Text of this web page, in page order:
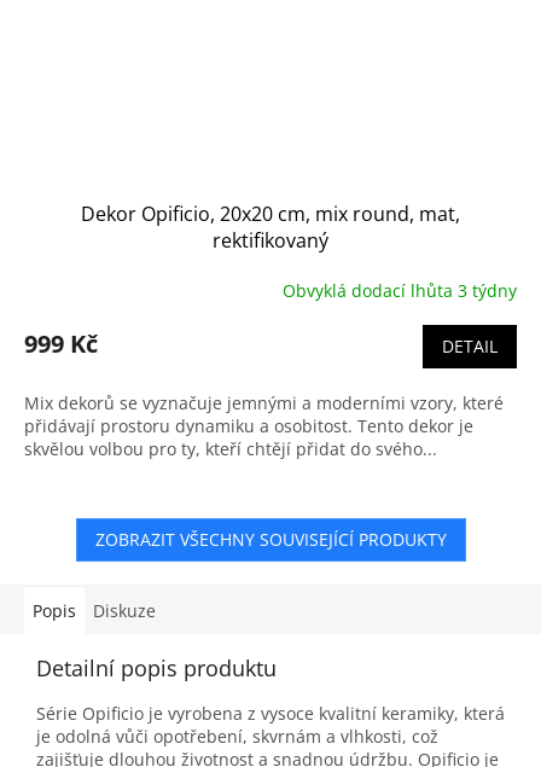
Dekor Opificio, 20x20 cm, mix round, mat,
rektifikovaný
Obvyklá dodací lhůta 3 týdny
999 Kč DETAIL
Mix dekorů se vyznačuje jemnými a moderními vzory, které
přidávají prostoru dynamiku a osobitost. Tento dekor je
skvělou volbou pro ty, kteří chtějí přidat do svého...
ZOBRAZIT VŠECHNY SOUVISEJÍCÍ PRODUKTY
Popis Diskuze
Detailní popis produktu
Série Opificio je vyrobena z vysoce kvalitní keramiky, která
je odolná vůči opotřebení, skvrnám a vlhkosti, což
zajišťuje dlouhou životnost a snadnou údržbu. Opificio je